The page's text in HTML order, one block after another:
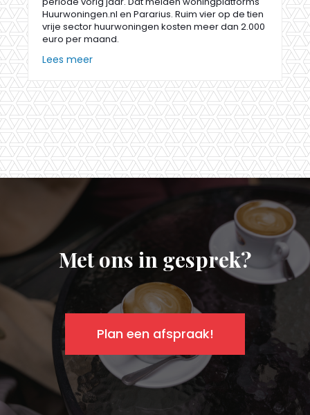
Huurwoningen.nl en Pararius. Ruim vier op de tien
vrije sector huurwoningen kosten meer dan 2.000
euro per maand.
Lees meer
Met ons in gesprek?
Plan een afspraak!